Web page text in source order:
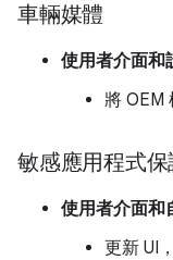
車輛媒體
使用者介面和
將 OEM
敏感應用程式保
使用者介面和
更新 UI